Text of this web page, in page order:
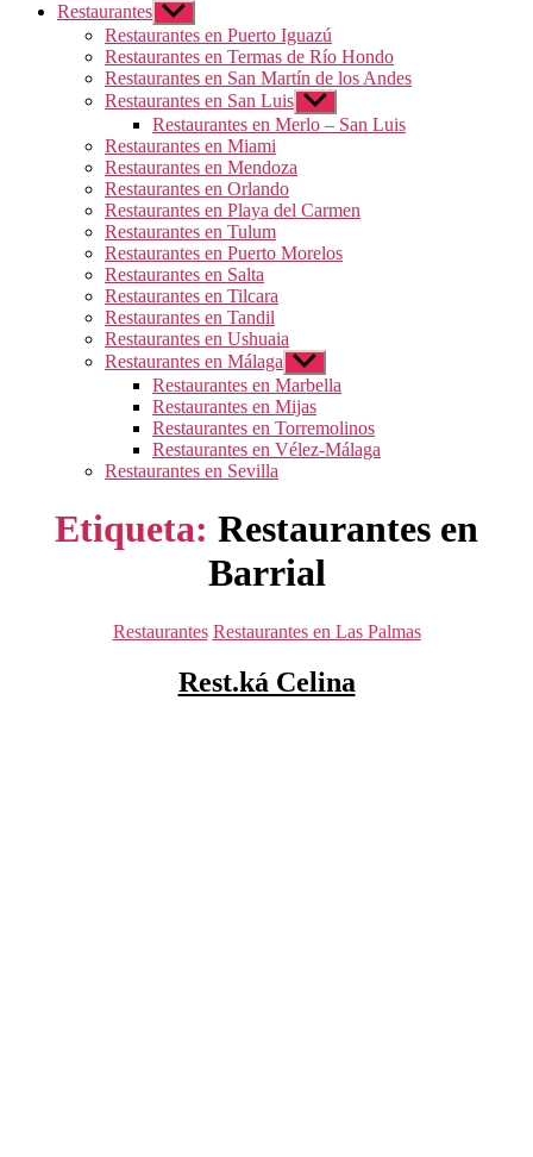
Restaurantes Mostrar
el
submenú
Restaurantes en Puerto Iguazú
Restaurantes en Termas de Río Hondo
Restaurantes en San Martín de los Andes
Restaurantes en San Luis Mostrar
el
submenú
Restaurantes en Merlo – San Luis
Restaurantes en Miami
Restaurantes en Mendoza
Restaurantes en Orlando
Restaurantes en Playa del Carmen
Restaurantes en Tulum
Restaurantes en Puerto Morelos
Restaurantes en Salta
Restaurantes en Tilcara
Restaurantes en Tandil
Restaurantes en Ushuaia
Restaurantes en Málaga Mostrar
el
submenú
Restaurantes en Marbella
Restaurantes en Mijas
Restaurantes en Torremolinos
Restaurantes en Vélez-Málaga
Restaurantes en Sevilla
Etiqueta: Restaurantes en
Barrial
Categorías
Restaurantes Restaurantes en Las Palmas
Rest.ká Celina